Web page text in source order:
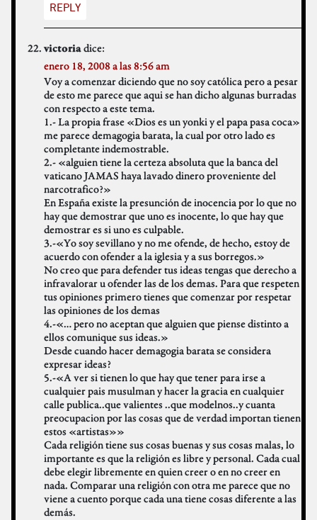
REPLY
victoriadice:
enero 18, 2008 a las 8:56 am
Voy a comenzar diciendo que no soy católica pero a pesar
de esto me parece que aqui se han dicho algunas burradas
con respecto a este tema.
1.- La propia frase «Dios es un yonki y el papa pasa coca»
me parece demagogia barata, la cual por otro lado es
completante indemostrable.
2.- «alguien tiene la certeza absoluta que la banca del
vaticano JAMAS haya lavado dinero proveniente del
narcotrafico?»
En España existe la presunción de inocencia por lo que no
hay que demostrar que uno es inocente, lo que hay que
demostrar es si uno es culpable.
3.-«Yo soy sevillano y no me ofende, de hecho, estoy de
acuerdo con ofender a la iglesia y a sus borregos.»
No creo que para defender tus ideas tengas que derecho a
infravalorar u ofender las de los demas. Para que respeten
tus opiniones primero tienes que comenzar por respetar
las opiniones de los demas
4.-«… pero no aceptan que alguien que piense distinto a
ellos comunique sus ideas.»
Desde cuando hacer demagogia barata se considera
expresar ideas?
5.-«A ver si tienen lo que hay que tener para irse a
cualquier pais musulman y hacer la gracia en cualquier
calle publica..que valientes ..que modelnos..y cuanta
preocupacion por las cosas que de verdad importan tienen
estos «artistas»»
Cada religión tiene sus cosas buenas y sus cosas malas, lo
importante es que la religión es libre y personal. Cada cual
debe elegir libremente en quien creer o en no creer en
nada. Comparar una religión con otra me parece que no
viene a cuento porque cada una tiene cosas diferente a las
demás.